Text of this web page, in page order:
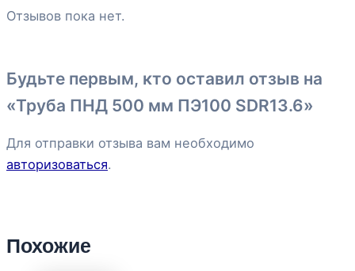
Отзывов пока нет.
Будьте первым, кто оставил отзыв на
«Труба ПНД 500 мм ПЭ100 SDR13.6»
Для отправки отзыва вам необходимо
авторизоваться.
Похожие